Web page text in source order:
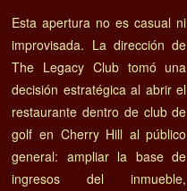
Esta apertura no es casual ni
improvisada. La dirección de
The Legacy Club tomó una
decisión estratégica al abrir el
restaurante dentro de club de
golf en Cherry Hill al público
general: ampliar la base de
ingresos del inmueble,